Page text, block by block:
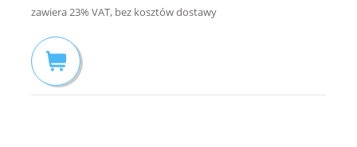
zawiera 23% VAT, bez kosztów dostawy